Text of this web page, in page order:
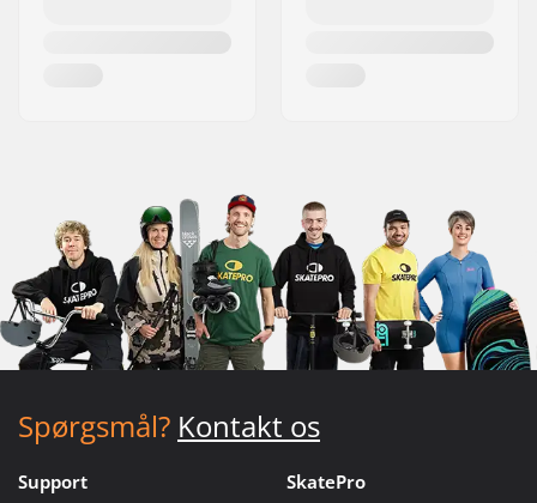
Spørgsmål? Kontakt os
Support SkatePro